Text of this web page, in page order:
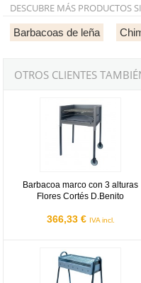
DESCUBRE MÁS PRODUCTOS
Barbacoas de leña
OTROS CLIENTES
Barbacoa marco con 3 alturas
Flores Cortés D.Benito
366,33 € IVA incl.